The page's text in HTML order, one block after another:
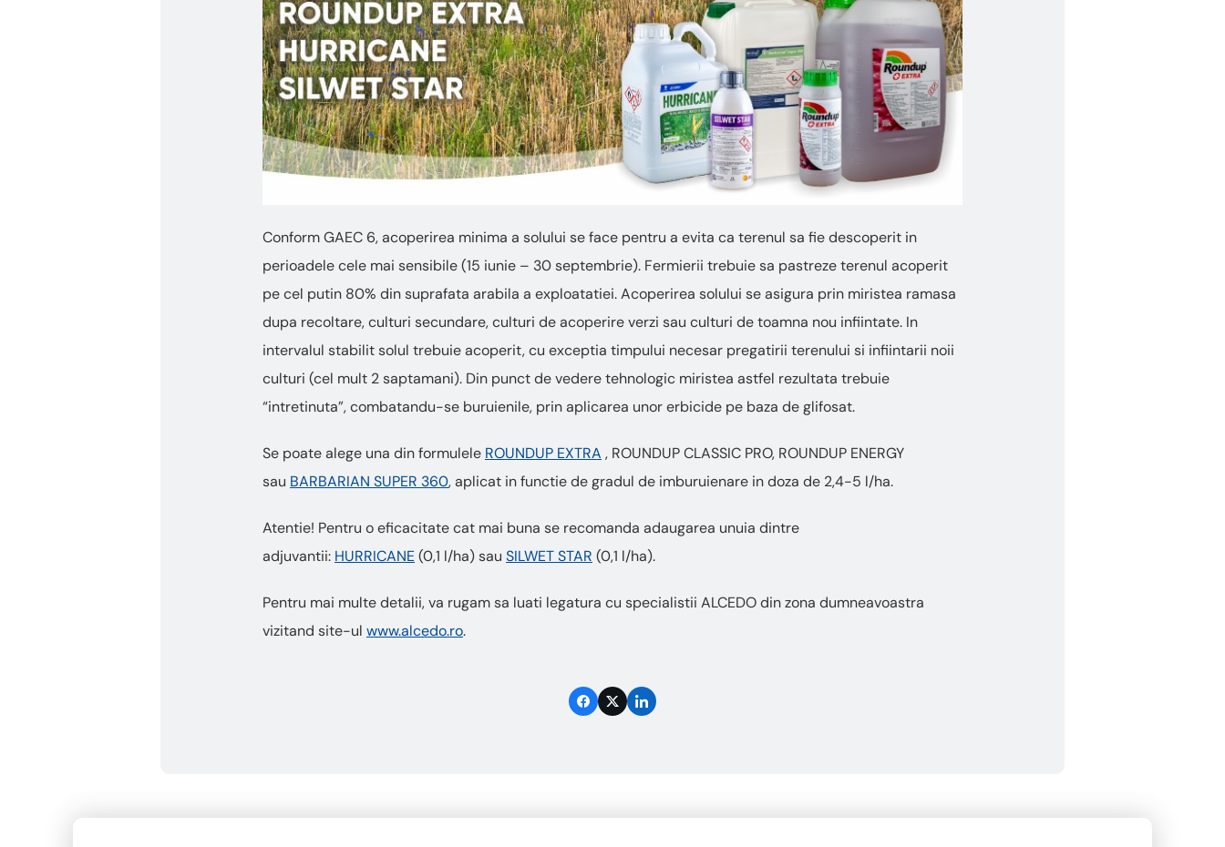
Conform GAEC 6, acoperirea minima a solului se face pentru a evita ca terenul sa fie descoperit in
perioadele cele mai sensibile (15 iunie – 30 septembrie). Fermierii trebuie sa pastreze terenul acoperit
pe cel putin 80% din suprafata arabila a exploatatiei. Acoperirea solului se asigura prin miristea ramasa
dupa recoltare, culturi secundare, culturi de acoperire verzi sau culturi de toamna nou infiintate. In
intervalul stabilit solul trebuie acoperit, cu exceptia timpului necesar pregatirii terenului si infiintarii noii
culturi (cel mult 2 saptamani). Din punct de vedere tehnologic miristea astfel rezultata trebuie
“intretinuta”, combatandu-se buruienile, prin aplicarea unor erbicide pe baza de glifosat.
Se poate alege una din formulele ROUNDUP EXTRA , ROUNDUP CLASSIC PRO, ROUNDUP ENERGY
sau BARBARIAN SUPER 360, aplicat in functie de gradul de imburuienare in doza de 2,4-5 l/ha.
Atentie! Pentru o eficacitate cat mai buna se recomanda adaugarea unuia dintre
adjuvantii: HURRICANE(0,1 l/ha) sau SILWET STAR (0,1 l/ha).
Pentru mai multe detalii, va rugam sa luati legatura cu specialistii ALCEDO din zona dumneavoastra
vizitand site-ul www.alcedo.ro.